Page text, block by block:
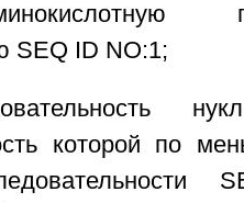
SEQ ID NO:1;
которой по